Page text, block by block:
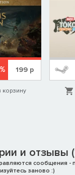
199р
корзину
и отзывы (
сообщения -
заново :)